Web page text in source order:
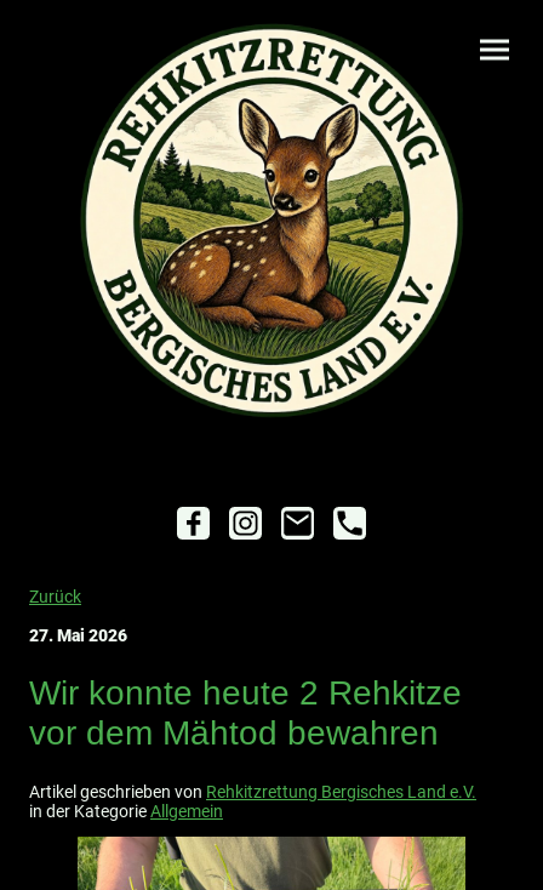
Zurück
27. Mai 2026
Wir konnte heute 2 Rehkitze
vor dem Mähtod bewahren
Artikel geschrieben von Rehkitzrettung Bergisches Land e.V.
in der KategorieAllgemein